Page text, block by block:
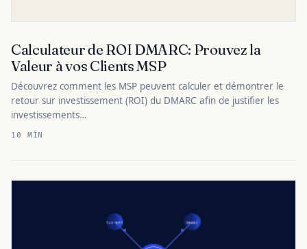
Calculateur de ROI DMARC: Prouvez la
Valeur à vos Clients MSP
Découvrez comment les MSP peuvent calculer et démontrer le
retour sur investissement (ROI) du DMARC afin de justifier les
investissements…
10 MÍN